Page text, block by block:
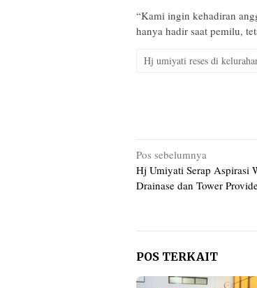
“Kami ingin kehadiran
hanya hadir saat pemilu,
Hj umiyati reses di
Navigasi
pos
Pos sebelumnya
Hj Umiyati Serap Aspirasi
Drainase dan Tower
POS TERKAIT